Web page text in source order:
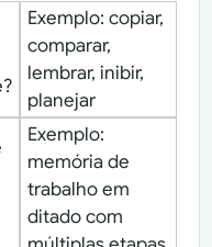
Exemplo: copiar,
comparar,
lembrar, inibir,
planejar
Exemplo:
memória de
trabalho em
ditado com